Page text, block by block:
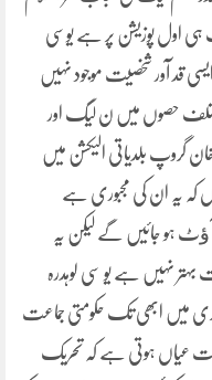
ہی اول پوزیشن پر ہے یوسی
قد آور شخصیت موجود نہیں
حصوں میں ن لیگ اور
گروپ بلدیاتی الیکشن میں
کہ یہ ان کی مجبوری ہے
ﺅٹ ہو جائیں گے لیکن یہ
نہیں ہے یو سی لوہدرہ
میں ابھی تک حکومتی جماعت
بات عیاں ہوتی ہے کہ تحریک